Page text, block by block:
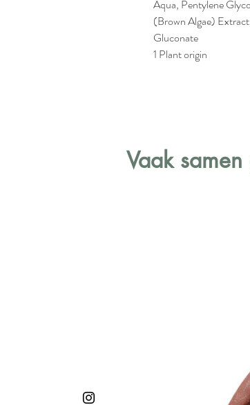
Aqua, Pentylene
(Brown Algae)
Gluconate
1 Plant origin
Vaak